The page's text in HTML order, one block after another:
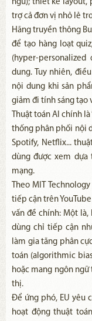
ngữ); thiết kế layout,
trợ cả đơn vị nhỏ lẻ
Hãng truyền thông
để tạo hàng loạt
(hyper-
dung. Tuy nhiên,
nội dung khi sản
giảm đi tính sáng tạo
Thuật toán AI chính
thống phân phối nội
Spotify, Netflix...
dùng được xem dựa
mạng.
Theo MIT
tiếp cận trên
vấn đề chính: Một
dùng chỉ tiếp cận
làm gia tăng phân
toán (algorithmic
hoặc mang ngôn
thị.
Để ứng phó, EU yêu
hoạt động thuật